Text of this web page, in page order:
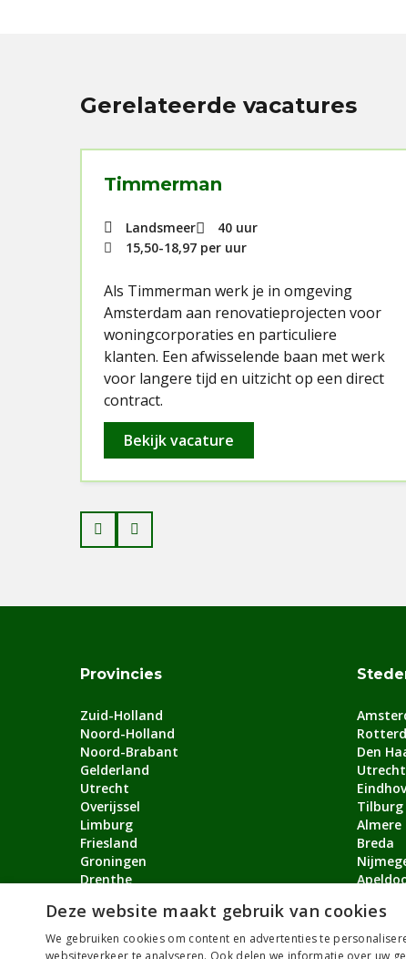
Gerelateerde vacatures
Timmerman
Landsmeer
40 uur
15,50-18,97 per uur
Als Timmerman werk je in omgeving
Amsterdam aan renovatieprojecten voor
woningcorporaties en particuliere
klanten. Een afwisselende baan met werk
voor langere tijd en uitzicht op een direct
contract.
Bekijk vacature
Prev
Provincies
Zuid-Holland
Noord-Holland
Noord-Brabant
Gelderland
Utrecht
Overijssel
Limburg
Friesland
Groningen
Drenthe
Zeeland
Den
Utrecht
Tilburg
Almere
Breda
Bekijk
Deze website maakt gebruik van cookies
We gebruiken cookies om content en advertenties te
websiteverkeer te analyseren. Ook delen we informatie over uw